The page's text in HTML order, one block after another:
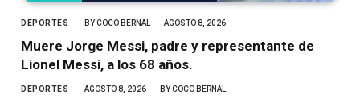
DEPORTES BYCOCO BERNAL AGOSTO 8, 2026
Muere Jorge Messi, padre y representante de
Lionel Messi, a los 68 años.
DEPORTES AGOSTO 8, 2026 BYCOCO BERNAL